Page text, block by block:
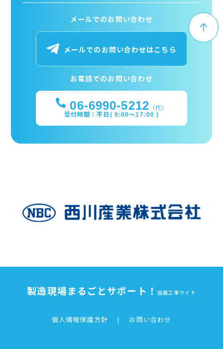
メールでのお問い合わせ
メールでのお問い合わせはこちら
お電話でのお問い合わせ
06-6990-5212 （代）
受付時間：平日( 9:00～17:00 )
製造現場まるごとサポート！ 設備工事サイト
個人情報保護方針 お問い合わせ